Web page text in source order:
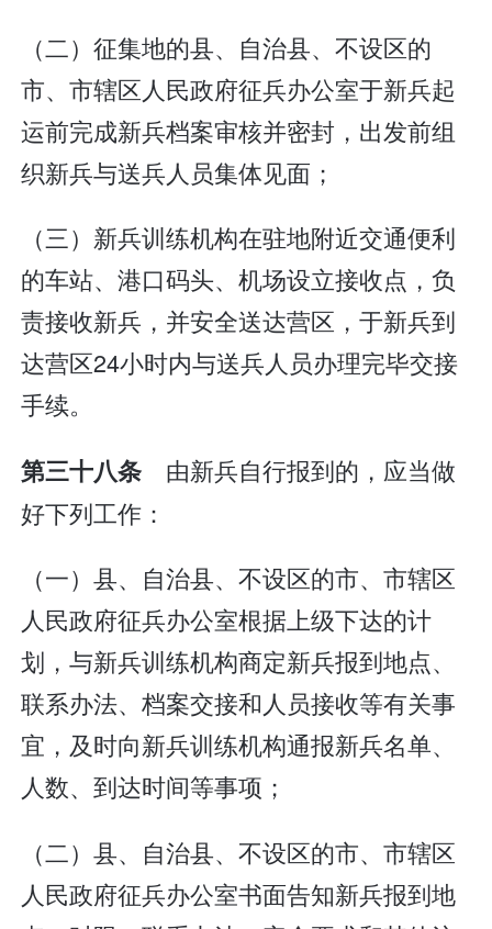
（二）征集地的县、自治县、不设区的
市、市辖区人民政府征兵办公室于新兵起
运前完成新兵档案审核并密封，出发前组
织新兵与送兵人员集体见面；
（三）新兵训练机构在驻地附近交通便利
的车站、港口码头、机场设立接收点，负
责接收新兵，并安全送达营区，于新兵到
达营区24小时内与送兵人员办理完毕交接
手续。
第三十八条 由新兵自行报到的，应当做
好下列工作：
（一）县、自治县、不设区的市、市辖区
人民政府征兵办公室根据上级下达的计
划，与新兵训练机构商定新兵报到地点、
联系办法、档案交接和人员接收等有关事
宜，及时向新兵训练机构通报新兵名单、
人数、到达时间等事项；
（二）县、自治县、不设区的市、市辖区
人民政府征兵办公室书面告知新兵报到地